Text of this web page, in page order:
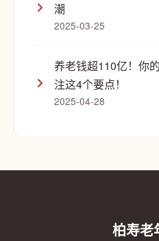
潮
2025-03-25
养老钱超110亿！你
注这4个要点！
2025-04-28
柏寿老